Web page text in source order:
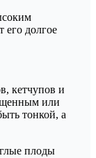
его долгое
кетчупов и
или
тонкой, а
плоды